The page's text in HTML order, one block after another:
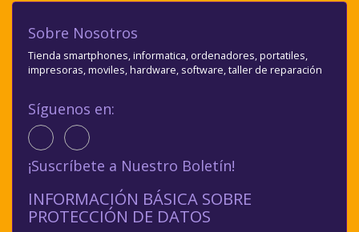
Sobre Nosotros
Tienda smartphones, informatica, ordenadores, portatiles,
impresoras, moviles, hardware, software, taller de reparación
Síguenos en:
¡Suscríbete a Nuestro Boletín!
INFORMACIÓN BÁSICA SOBRE
PROTECCIÓN DE DATOS